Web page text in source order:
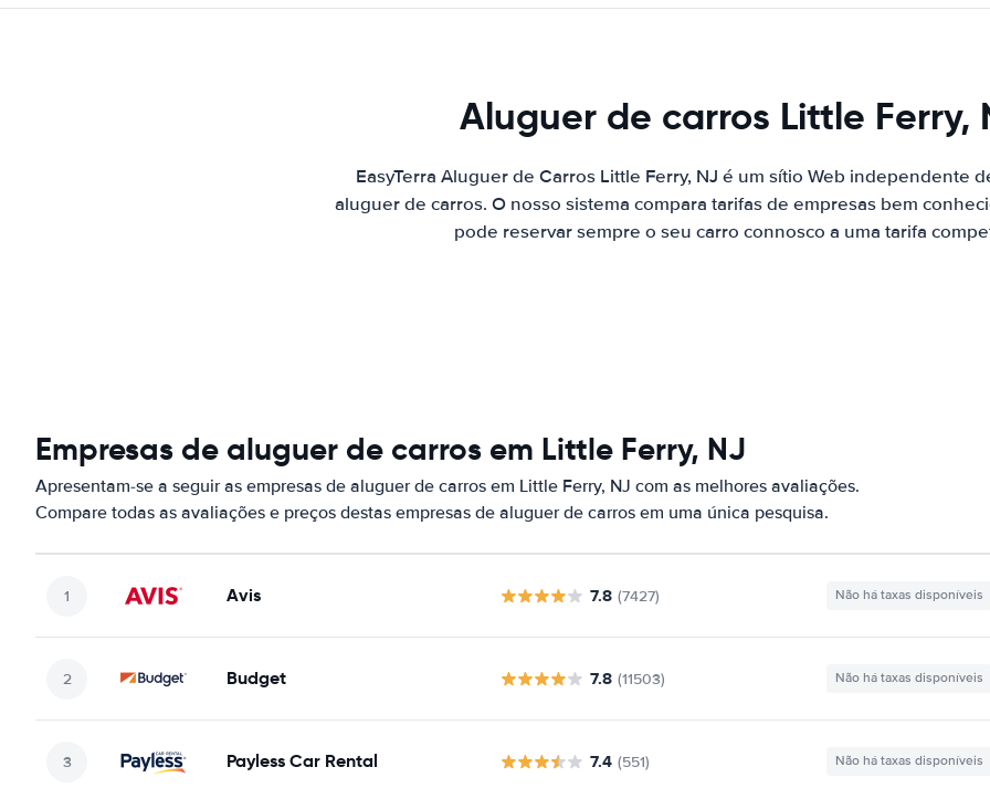
Aluguer de carros Little Ferry,
EasyTerra Aluguer de Carros Little Ferry, NJ é um sítio Web independente
aluguer de carros. O nosso sistema compara tarifas de empresas bem
pode reservar sempre o seu carro connosco a uma tarifa
Empresas de aluguer de carros em Little Ferry, NJ
Apresentam-se a seguir as empresas de aluguer de carros em Little Ferry, NJ com as melhores avaliações.
Compare todas as avaliações e preços destas empresas de aluguer de carros em uma única pesquisa.
Avis 7.8 (7427) Não há taxas disponíveis
Budget 7.8 (11503) Não há taxas disponíveis
Payless Car Rental 7.4 (551) Não há taxas disponíveis